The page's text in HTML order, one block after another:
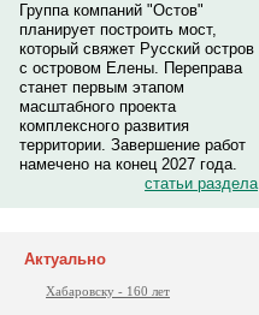
Группа компаний "Остов"
планирует построить мост,
который свяжет Русский остров
с островом Елены. Переправа
станет первым этапом
масштабного проекта
комплексного развития
территории. Завершение работ
намечено на конец 2027 года.
статьи раздела
Актуально
Хабаровску - 160 лет